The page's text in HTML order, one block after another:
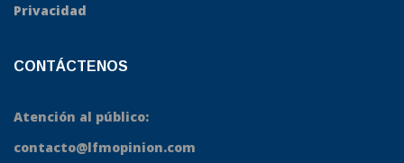
Privacidad
CONTÁCTENOS
Atención al público:
contacto@lfmopinion.com